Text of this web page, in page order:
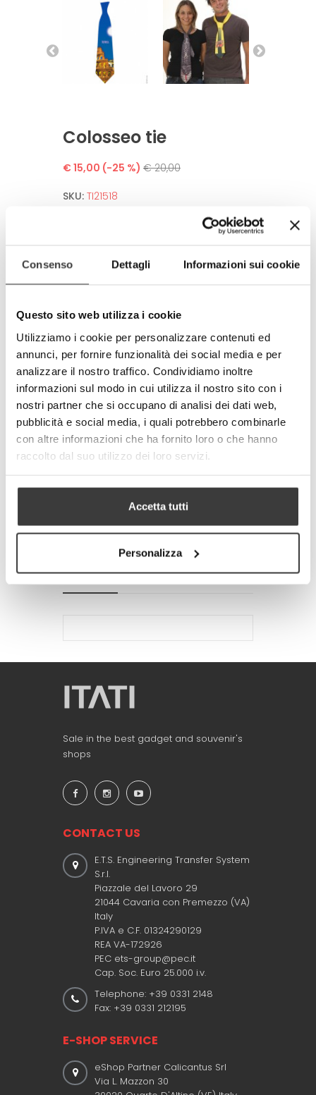
Consenso Dettagli Informazioni sui cookie
Questo sito web utilizza i cookie
Utilizziamo i cookie per personalizzare contenuti ed
annunci, per fornire funzionalità dei social media e per
analizzare il nostro traffico. Condividiamo inoltre
informazioni sul modo in cui utilizza il nostro sito con i
nostri partner che si occupano di analisi dei dati web,
pubblicità e social media, i quali potrebbero combinarle
con altre informazioni che ha fornito loro o che hanno
raccolto dal suo utilizzo dei loro servizi.
Accetta tutti
Personalizza
Colosseo tie
€ 15,00 (-25 %) € 20,00
SKU: TI21518
100% polyester, silk fabric to the touch.
Dryclean wash.
Environment and human friendly.
Meets all european standards.
Completely produced in Italy
100% made in Italy
© Model and design registered.
Total and partial reproduction is
forbidden.
Share
Google+
Pinterest
MORE INFO DATA SHEET
Sale in the best gadget and souvenir's
shops
CONTACT US
E.T.S. Engineering Transfer System
S.r.l.
Piazzale del Lavoro 29
21044 Cavaria con Premezzo (VA)
Italy
P.IVA e C.F. 01324290129
REA VA-172926
PEC ets-group@pec.it
Cap. Soc. Euro 25.000 i.v.
Telephone: +39 0331 2148
Fax: +39 0331 212195
E-SHOP SERVICE
eShop Partner Calicantus Srl
Via L. Mazzon 30